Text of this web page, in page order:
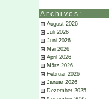
Archives:
August 2026
Juli 2026
Juni 2026
Mai 2026
April 2026
März 2026
Februar 2026
Januar 2026
Dezember 2025